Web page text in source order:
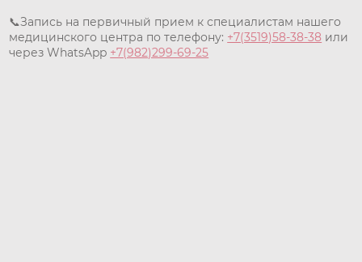
📞Запись на первичный прием к специалистам нашего
медицинского центра по телефону: +7(3519)58-38-38 или
через WhatsApp +7(982)299-69-25